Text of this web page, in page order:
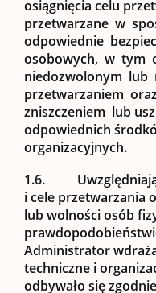
osiągnięcia celu
przetwarzane w
odpowiednie
osobowych, w tym
niedozwolonym lub
przetwarzaniem
zniszczeniem lub
odpowiednich
organizacyjnych.
1.6.
i cele przetwarzania
lub wolności osób
Administrator
techniczne i
odbywało się